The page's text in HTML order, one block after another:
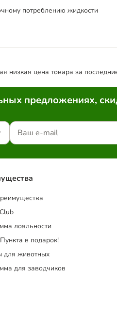
потреблению жидкости
низкая цена товара за
предложениях,
лояльности
в подарок!
для животных
для заводчиков